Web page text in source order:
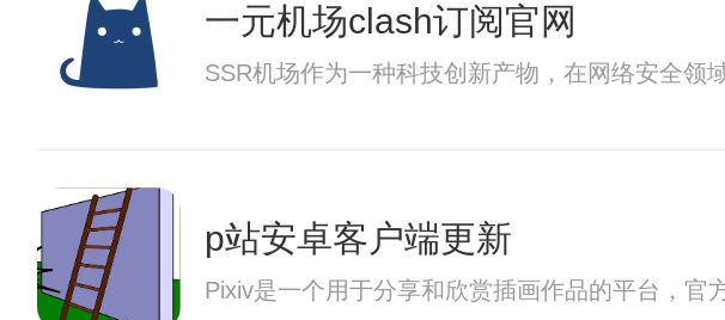
一元机场clash订阅官网
SSR机场作为一种科技创新产物，在网络安全
p站安卓客户端更新
Pixiv是一个用于分享和欣赏插画作品的平台，官